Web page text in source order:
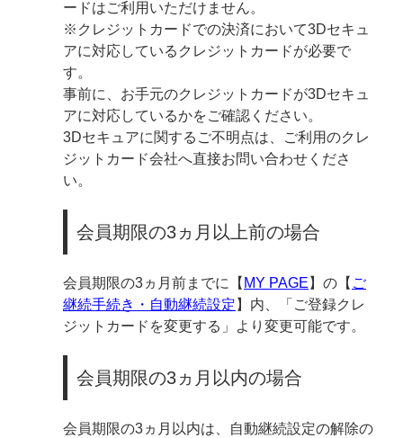
ードはご利用いただけません。
※クレジットカードでの決済において3Dセキュ
アに対応しているクレジットカードが必要で
す。
事前に、お手元のクレジットカードが3Dセキュ
アに対応しているかをご確認ください。
3Dセキュアに関するご不明点は、ご利用のクレ
ジットカード会社へ直接お問い合わせくださ
い。
会員期限の3ヵ月以上前の場合
会員期限の3ヵ月前までに【 MY PAGE 】の【 ご
継続手続き・自動継続設定 】内、「ご登録クレ
ジットカードを変更する」より変更可能です。
会員期限の3ヵ月以内の場合
会員期限の3ヵ月以内は、自動継続設定の解除の